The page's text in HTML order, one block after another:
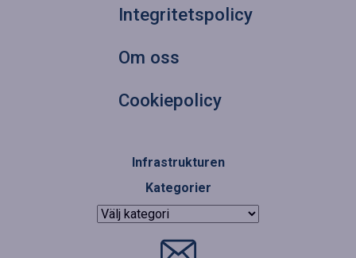
Integritetspolicy
Om oss
Cookiepolicy
Infrastrukturen
Kategorier
Kategorier